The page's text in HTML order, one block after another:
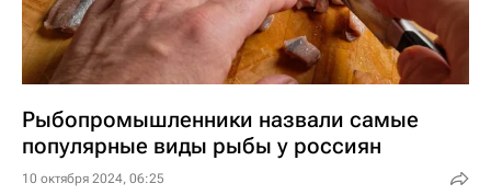
Рыбопромышленники назвали самые
популярные виды рыбы у россиян
10 октября 2024, 06:25